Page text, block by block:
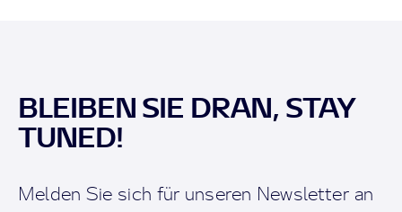
BLEIBEN SIE DRAN, STAY
TUNED!
Melden Sie sich für unseren Newsletter an